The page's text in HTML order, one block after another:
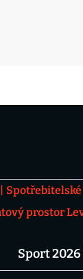
prostor
Sport 2026